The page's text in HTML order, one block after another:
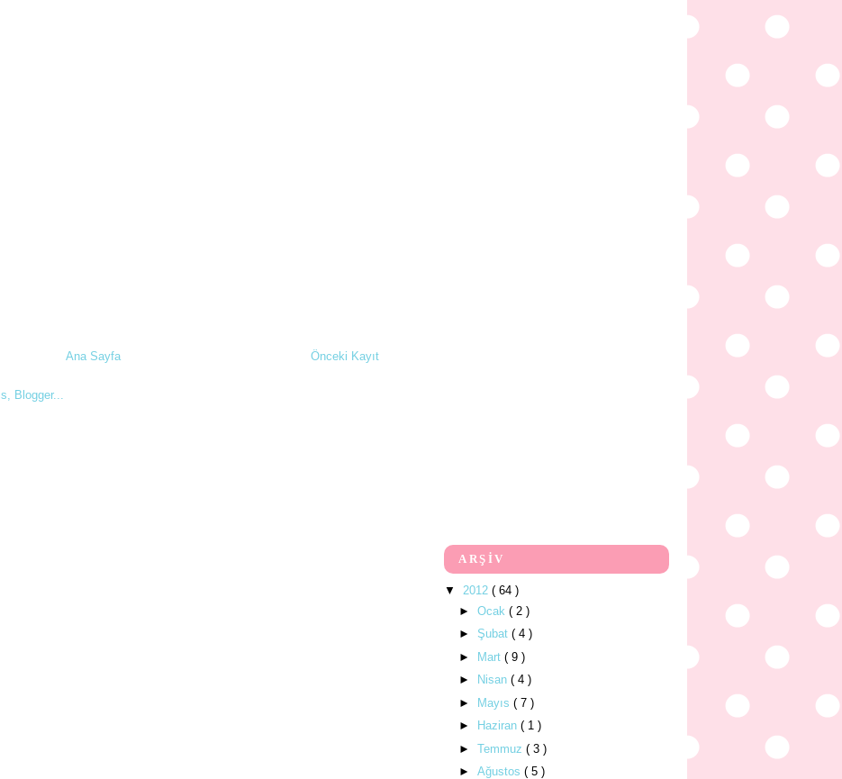
Önceki Kayıt
Ana Sayfa
ARŞİV
▼ 2012 ( 64 )
► Ocak ( 2 )
► Şubat ( 4 )
► Mart ( 9 )
►
Nisan ( 4 )
► Mayıs ( 7 )
►
Haziran ( 1 )
► Temmuz ( 3 )
► Ağustos ( 5 )